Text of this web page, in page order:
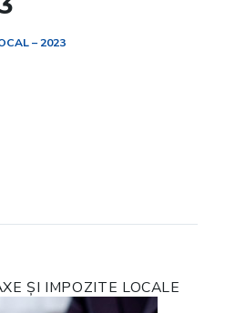
– 2023
ȘI IMPOZITE LOCALE